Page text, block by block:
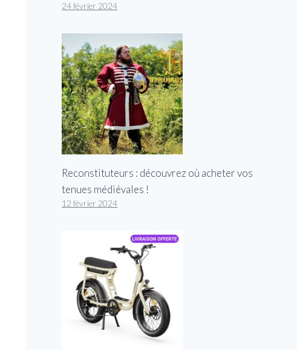
24 février 2024
Reconstituteurs : découvrez où acheter vos
tenues médiévales !
12 février 2024